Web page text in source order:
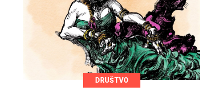
DRUŠTVO